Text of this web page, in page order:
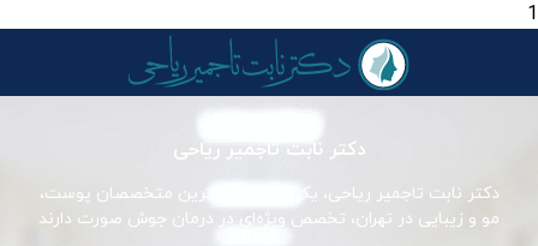
1
دکتر نابت تاجمیر ریاحی
دکتر نابت تاجمیر ریاحی، یکی از برجسته‌ترین متخصصان پوست،
مو و زیبایی در تهران، تخصص ویژه‌ای در درمان جوش صورت دارند